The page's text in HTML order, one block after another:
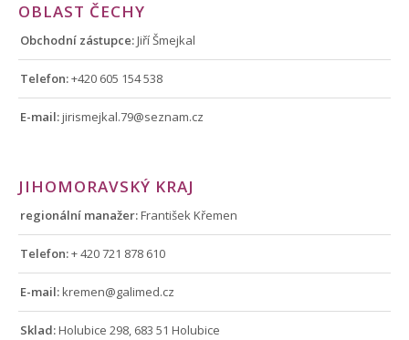
OBLAST ČECHY
Obchodní zástupce:Jiří Šmejkal
Telefon:+420 605 154 538
E-mail:jirismejkal.79@seznam.cz
JIHOMORAVSKÝ KRAJ
regionální manažer:František Křemen
Telefon:+ 420 721 878 610
E-mail:kremen@galimed.cz
Sklad:Holubice 298, 683 51 Holubice